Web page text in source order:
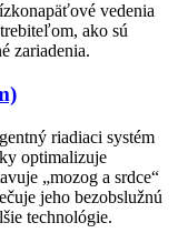
vedenia
ako sú
zariadenia.
riadiaci systém
optimalizuje
„mozog a srdce“
jeho bezobslužnú
technológie.